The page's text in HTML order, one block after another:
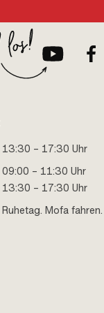
13:30 – 17:30 Uhr
09:00 – 11:30 Uhr
13:30 – 17:30 Uhr
Ruhetag. Mofa fahren.